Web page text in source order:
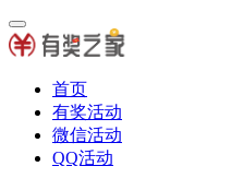
首页
有奖活动
微信活动
QQ活动